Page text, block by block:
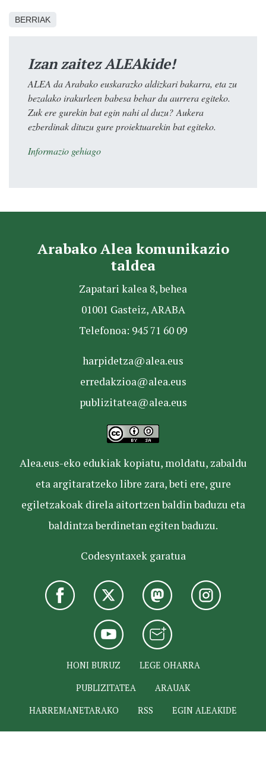
BERRIAK
Izan zaitez ALEAkide!
ALEA da Arabako euskarazko aldizkari bakarra, eta zu
bezalako irakurleen babesa behar du aurrera egiteko.
Zuk ere gurekin bat egin nahi al duzu? Aukera
ezberdinak dituzu gure proiektuarekin bat egiteko.
Informazio gehiago
Arabako Alea komunikazio
taldea
Zapatari kalea 8, behea
01001 Gasteiz, ARABA
Telefonoa: 945 71 60 09
harpidetza@alea.eus
erredakzioa@alea.eus
publizitatea@alea.eus
Alea.eus-eko edukiak kopiatu, moldatu, zabaldu
eta argitaratzeko libre zara, beti ere, gure
egiletzakoak direla aitortzen baldin baduzu eta
baldintza berdinetan egiten baduzu.
Codesyntaxek garatua
HONI BURUZ
LEGE OHARRA
PUBLIZITATEA
ARAUAK
HARREMANETARAKO
RSS EGIN ALEAKIDE